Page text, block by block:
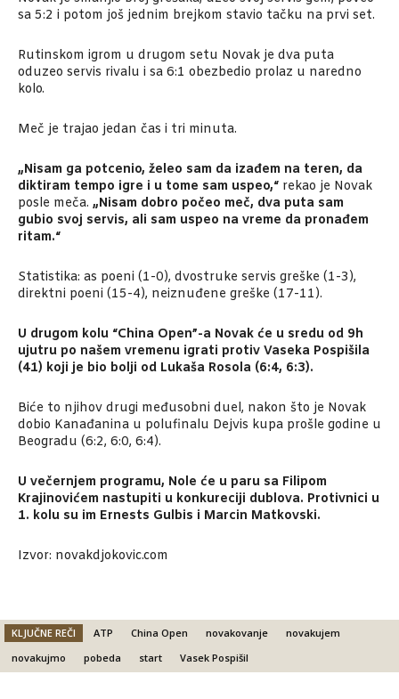
sa 5:2 i potom još jednim brejkom stavio tačku na prvi set.
Rutinskom igrom u drugom setu Novak je dva puta
oduzeo servis rivalu i sa 6:1 obezbedio prolaz u naredno
kolo.
Meč je trajao jedan čas i tri minuta.
„Nisam ga potcenio, želeo sam da izađem na teren, da
diktiram tempo igre i u tome sam uspeo,“ rekao je Novak
posle meča. „Nisam dobro počeo meč, dva puta sam
gubio svoj servis, ali sam uspeo na vreme da pronađem
ritam.“
Statistika: as poeni (1-0), dvostruke servis greške (1-3),
direktni poeni (15-4), neiznuđene greške (17-11).
U drugom kolu “China Open”-a Novak će u sredu od 9h
ujutru po našem vremenu igrati protiv Vaseka Pospišila
(41) koji je bio bolji od Lukaša Rosola (6:4, 6:3).
Biće to njihov drugi međusobni duel, nakon što je Novak
dobio Kanađanina u polufinalu Dejvis kupa prošle godine u
Beogradu (6:2, 6:0, 6:4).
U večernjem programu, Nole će u paru sa Filipom
Krajinovićem nastupiti u konkureciji dublova. Protivnici u
1. kolu su im Ernests Gulbis i Marcin Matkovski.
Izvor: novakdjokovic.com
KLJUČNE REČI ATP China Open novakovanje
novakujem
novakujmo
pobeda start Vasek Pospišil